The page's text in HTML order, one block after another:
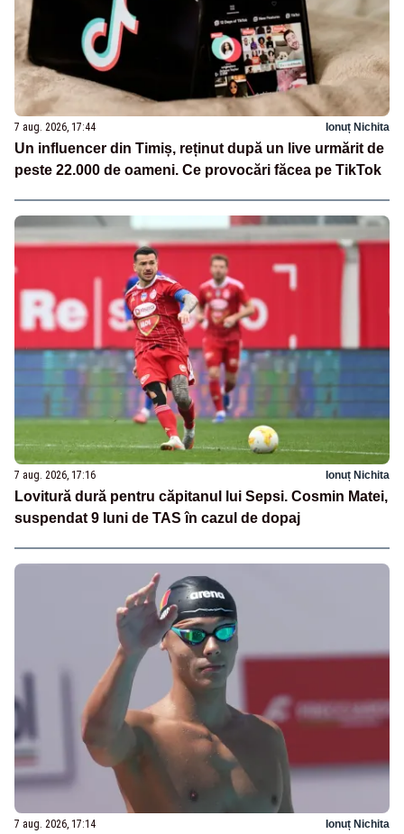
7 aug. 2026, 17:44 Ionuț Nichita
Un influencer din Timiș, reținut după un live urmărit de
peste 22.000 de oameni. Ce provocări făcea pe TikTok
7 aug. 2026, 17:16 Ionuț Nichita
Lovitură dură pentru căpitanul lui Sepsi. Cosmin Matei,
suspendat 9 luni de TAS în cazul de dopaj
7 aug. 2026, 17:14 Ionuț Nichita